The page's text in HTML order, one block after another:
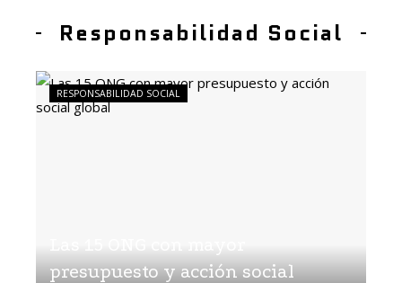
Responsabilidad Social
presupuesto y acción social
RESPONSABILIDAD SOCIAL